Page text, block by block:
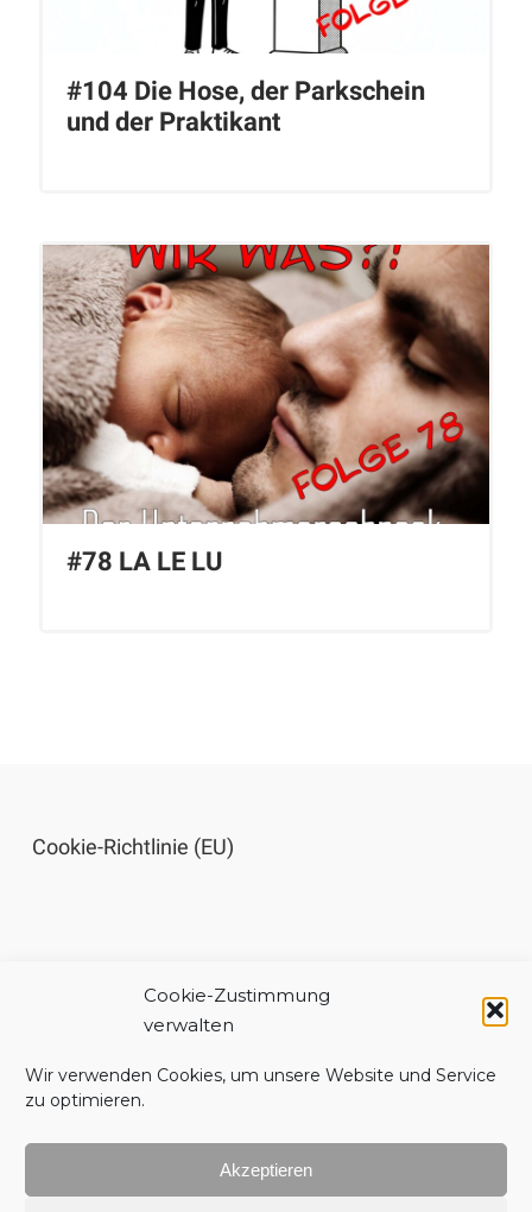
Cookie-Zustimmung
verwalten
Wir verwenden Cookies, um unsere Website und Service
zu optimieren.
Akzeptieren
#104 Die Hose, der Parkschein
und der Praktikant
#78 LA LE LU
Cookie-Richtlinie (EU)
Datenschutzerklärung